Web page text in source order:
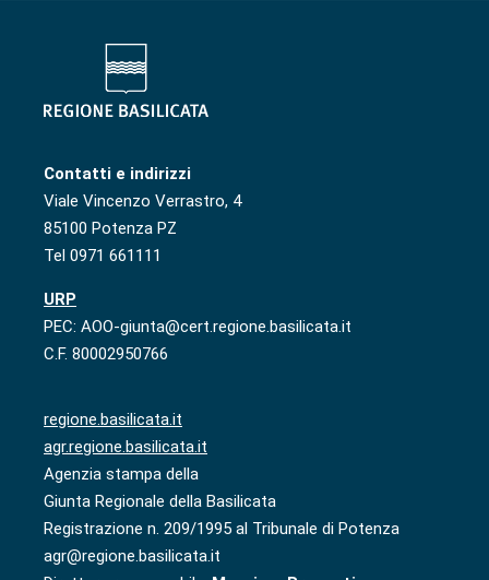
Contatti e indirizzi
Viale Vincenzo Verrastro, 4
85100 Potenza PZ
Tel 0971 661111
URP
PEC: AOO-giunta@cert.regione.basilicata.it
C.F. 80002950766
regione.basilicata.it
agr.regione.basilicata.it
Agenzia stampa della
Giunta Regionale della Basilicata
Registrazione n. 209/1995 al Tribunale di Potenza
agr@regione.basilicata.it